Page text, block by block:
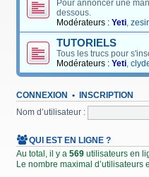
Pour annoncer une
dessous.
Modérateurs : Yeti,
TUTORIELS
Tous les trucs pour
Modérateurs : Yeti,
CONNEXION • INSCRIPTION
Nom d’utilisateur :
QUI EST EN LIGNE ?
Au total, il y a 569 utilisateurs en
Le nombre maximal